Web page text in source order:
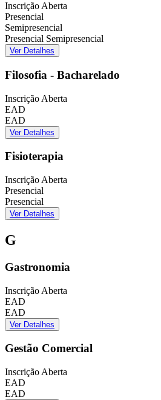
Inscrição Aberta
Presencial
Semipresencial
Presencial Semipresencial
Ver Detalhes
Filosofia - Bacharelado
Inscrição Aberta
EAD
EAD
Ver Detalhes
Fisioterapia
Inscrição Aberta
Presencial
Presencial
Ver Detalhes
G
Gastronomia
Inscrição Aberta
EAD
EAD
Ver Detalhes
Gestão Comercial
Inscrição Aberta
EAD
EAD